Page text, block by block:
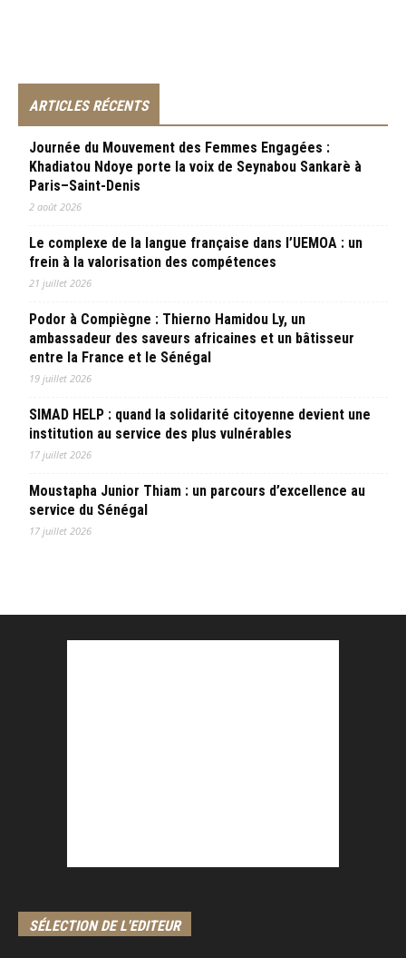
ARTICLES RÉCENTS
Journée du Mouvement des Femmes Engagées :
Khadiatou Ndoye porte la voix de Seynabou Sankarè à
Paris–Saint-Denis
2 août 2026
Le complexe de la langue française dans l’UEMOA : un
frein à la valorisation des compétences
21 juillet 2026
Podor à Compiègne : Thierno Hamidou Ly, un
ambassadeur des saveurs africaines et un bâtisseur
entre la France et le Sénégal
19 juillet 2026
SIMAD HELP : quand la solidarité citoyenne devient une
institution au service des plus vulnérables
17 juillet 2026
Moustapha Junior Thiam : un parcours d’excellence au
service du Sénégal
17 juillet 2026
SÉLECTION DE L'EDITEUR